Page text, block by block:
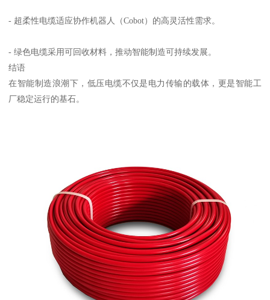
- 超柔性电缆适应协作机器人（Cobot）的高灵活性需求。
- 绿色电缆采用可回收材料，推动智能制造可持续发展。
结语
在智能制造浪潮下，低压电缆不仅是电力传输的载体，更是智能工
厂稳定运行的基石。